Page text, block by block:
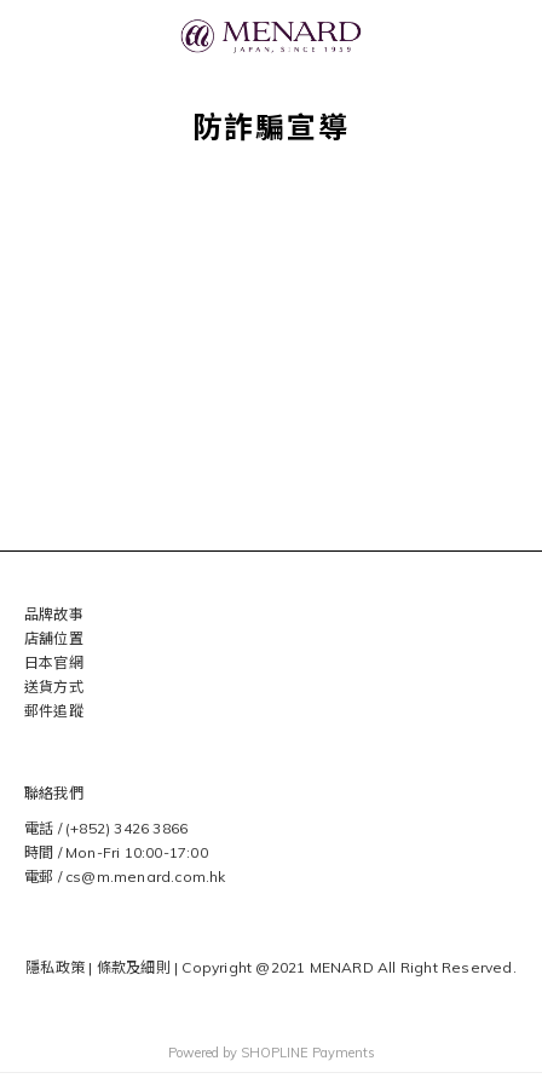
防詐騙宣導
品牌故事
店舖位置
日本官網
送貨方式
郵件追蹤
聯絡我們
電話 / (+852) 3426 3866
時間 / Mon-Fri 10:00-17:00
電郵 / cs@m.menard.com.hk
隱私政策 | 條款及細則 | Copyright @2021 MENARD All Right Reserved.
Powered by SHOPLINE Payments